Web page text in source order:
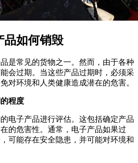
品如何销毁
是常见的货物之一。然而，由于各种
会过期。当这些产品过期时，必须采
对环境和人类健康造成潜在的危害。
程度
电子产品进行评估。这包括确定产品
的危害性。通常，电子产品如果过
可能存在安全隐患，并可能对环境和